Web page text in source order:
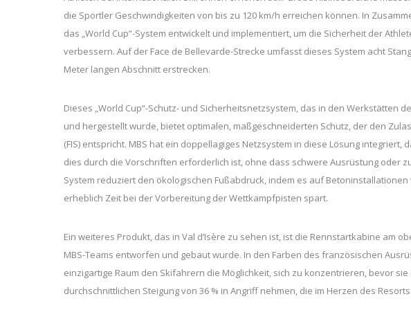
die Sportler Geschwindigkeiten von bis zu 120 km/h erreichen können. In
das „World Cup“-System entwickelt und implementiert, um die Sicherheit der
verbessern. Auf der Face de Bellevarde-Strecke umfasst dieses System acht
Meter langen Abschnitt erstrecken.
Dieses „World Cup“-Schutz- und Sicherheitsnetzsystem, das in den Werkstätten
und hergestellt wurde, bietet optimalen, maßgeschneiderten Schutz, der den
(FIS) entspricht. MBS hat ein doppellagiges Netzsystem in diese Lösung
dies durch die Vorschriften erforderlich ist, ohne dass schwere Ausrüstung oder
System reduziert den ökologischen Fußabdruck, indem es auf
erheblich Zeit bei der Vorbereitung der Wettkampfpisten spart.
Ein weiteres Produkt, das in Val d’Isère zu sehen ist, ist die Rennstartkabine am
MBS-Teams entworfen und gebaut wurde. In den Farben des französischen
einzigartige Raum den Skifahrern die Möglichkeit, sich zu konzentrieren, bevor
durchschnittlichen Steigung von 36 % in Angriff nehmen, die im Herzen des